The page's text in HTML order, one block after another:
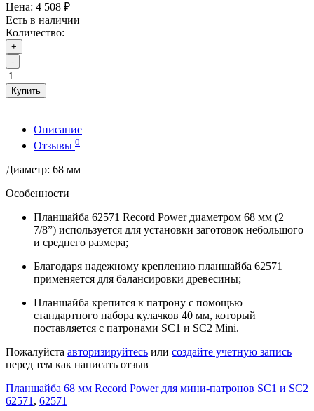
Цена: 4 508 ₽
Есть в наличии
Количество:
+
-
Купить
Описание
Отзывы 0
Диаметр: 68 мм
Особенности
Планшайба 62571 Record Power диаметром 68 мм (2
7/8”) используется для установки заготовок небольшого
и среднего размера;
Благодаря надежному креплению планшайба 62571
применяется для балансировки древесины;
Планшайба крепится к патрону с помощью
стандартного набора кулачков 40 мм, который
поставляется с патронами SC1 и SC2 Mini.
Пожалуйста авторизируйтесь или создайте учетную запись
перед тем как написать отзыв
Планшайба 68 мм Record Power для мини-патронов SC1 и SC2
62571 , 62571